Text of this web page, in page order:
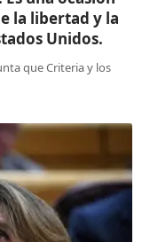
la libertad y la
Unidos.
que Criteria y los